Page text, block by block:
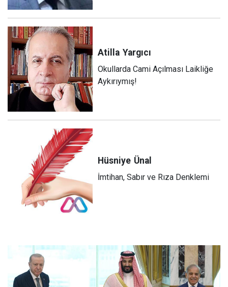
Atilla Yargıcı
Okullarda Cami Açılması Laikliğe
Aykırıymış!
Hüsniye Ünal
İmtihan, Sabır ve Rıza Denklemi